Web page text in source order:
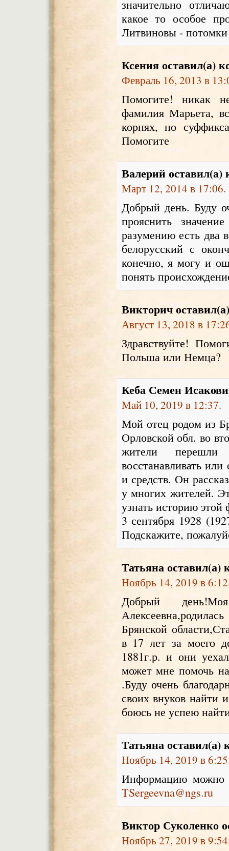
значительно
какое то особое
Литвиновы -
Ксенияоставил(а)
Февраль 16, 2013 в
Помогите! никак
фамилия Марьета,
корнях, но
Помогите
Валерий
Март 12, 2014 в 17:06.
Добрый день. Буду
прояснить
разумению есть два
белорусский с
конечно, я могу и
понять
Викторич
Август 13, 2018 в
Здравствуйте!
Польша или Немца?
Кеба Семен
Май 10, 2019 в 12:37.
Мой отец родом из
Орловской обл. во
жители
восстанавливать
и средств. Он
у многих жителей.
узнать историю
3 сентября 1928
Подскажите,
Татьянаоставил(а)
Ноябрь 14, 2019 в
Добрый
Брянской
в 17 лет за моего
1881г.р. и они
может мне помочь
.Буду очень
своих внуков найти
боюсь не успею
Татьянаоставил(а)
Ноябрь 14, 2019 в
Информацию можно
TSergeevna@ngs.ru
Виктор Суколенко
Ноябрь 27, 2019 в